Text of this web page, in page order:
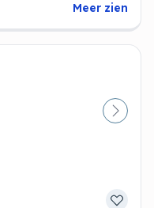
Meer zien